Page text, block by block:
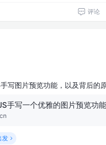
评论
写图片预览功能，以及背后的
发